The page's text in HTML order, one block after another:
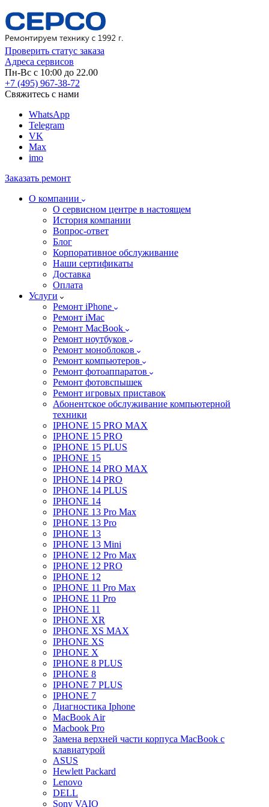
Проверить статус заказа
Адреса сервисов
Пн-Вс с 10:00 до 22.00
+7 (495) 967-38-72
Свяжитесь с нами
WhatsApp
Telegram
VK
Max
imo
Заказать ремонт
О компании
О сервисном центре в настоящем
История компании
Вопрос-ответ
Блог
Корпоративное обслуживание
Наши сертификаты
Доставка
Оплата
Услуги
Ремонт iPhone
Ремонт iMac
Ремонт MacBook
Ремонт ноутбуков
Ремонт моноблоков
Ремонт компьютеров
Ремонт фотоаппаратов
Ремонт фотовспышек
Ремонт игровых приставок
Абонентское обслуживание компьютерной
техники
IPHONE 15 PRO MAX
IPHONE 15 PRO
IPHONE 15 PLUS
IPHONE 15
IPHONE 14 PRO MAX
IPHONE 14 PRO
IPHONE 14 PLUS
IPHONE 14
IPHONE 13 Pro Max
IPHONE 13 Pro
IPHONE 13
IPHONE 13 Mini
IPHONE 12 Pro Max
IPHONE 12 PRO
IPHONE 12
IPHONE 11 Pro Max
IPHONE 11 Pro
IPHONE 11
IPHONE XR
IPHONE XS MAX
IPHONE XS
IPHONE X
IPHONE 8 PLUS
IPHONE 8
IPHONE 7 PLUS
IPHONE 7
Диагностика Iphone
MacBook Air
Macbook Pro
Замена верхней части корпуса MacBook с
клавиатурой
ASUS
Hewlett Packard
Lenovo
DELL
Sony VAIO